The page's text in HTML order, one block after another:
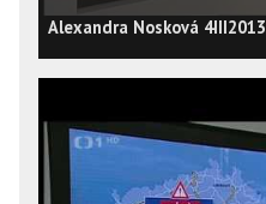
Alexandra Nosková 4III2013